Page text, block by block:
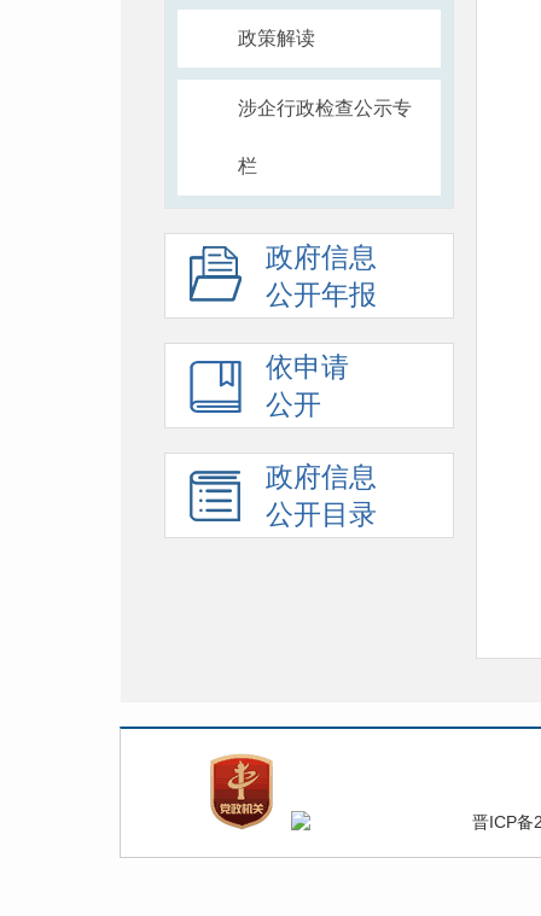
政策解读
涉企行政检查公示专
栏
政府信息
公开年报
依申请
公开
政府信息
公开目录
晋ICP备